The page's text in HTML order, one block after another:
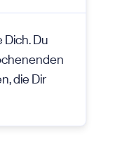
Dich. Du
die Dir